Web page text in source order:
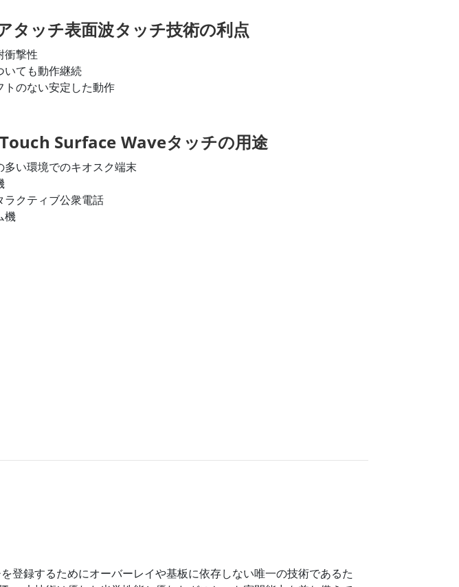
タッチ表面波タッチ技術の利点
衝撃性
いても動作継続
トのない安定した動作
Surface Waveタッチの用途
多い環境でのキオスク端末
ラクティブ公衆電話
機
録するためにオーバーレイや基板に依存しない唯一の技術であるた